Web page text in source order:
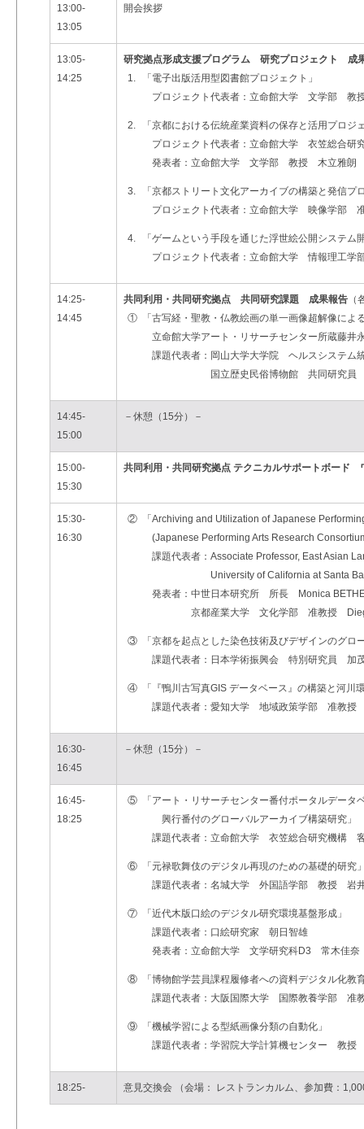
13:00-
13:05
開会挨拶
13:05-
14:25
研究拠点形成支援プログラム 研究プロジェクト
1.
「電子出版活用型図書館プロジェクト」
プロジェクト代表者：立命館大学 文学部 教
2.
「京都における伝統産業資料の保存と活用プロジ
プロジェクト代表者：立命館大学 衣笠総合
発表者：立命館大学 文学部 教授 木立雅朗
3.
「京都ストリート文化アーカイブの構築と発信プ
プロジェクト代表者：立命館大学 映像学部
4.
「ゲームという手段を通じた浮世絵公開システム
プロジェクト代表者：立命館大学 情報理工
14:25-
14:45
共同利用・共同研究拠点 共同研究課題 成果報告
①
「古写経・聖教・仏教絵画の単一画像超解像によ
立命館大学アート・リサーチセンター所蔵藤井
課題代表者：岡山大学大学院 ヘルスシステ
国立歴史民俗博物館 共同研究員
14:45-
15:00
－休憩（15分）－
15:00-
15:30
共同利用・共同研究拠点 テクニカルサポートボード
15:30-
16:30
②
「Archiving and Utilization of Japanese
(Japanese Performing Arts Research
課題代表者：Associate Professor, East Asian
University of California at Santa
発表者：中世日本研究所 所長 Monica
京都産業大学 文化学部 准教授 Diego
③
「京都を起点とした染色技術及びデザインのグロ
課題代表者：日本学術振興会 特別研究員 加
④
「『鴨川古写真GIS データベース』の構築と河川
課題代表者：愛知大学 地域政策学部 准教授
16:30-
16:45
－休憩（15分）－
16:45-
18:25
⑤
「アート・リサーチセンター番付ポータルデータ
興行番付のグローバルアーカイブ構築研究」
課題代表者：立命館大学 衣笠総合研究機構
⑥
「元禄歌舞伎のデジタル再現のための基礎的研究
課題代表者：名城大学 外国語学部 教授 岩
⑦
「近代木版口絵のデジタル研究環境基盤形成」
課題代表者：口絵研究家 朝日智雄
発表者：立命館大学 文学研究科D3 常木佳奈
⑧
「博物館学芸員課程履修者への資料デジタル化教
課題代表者：大阪国際大学 国際教養学部 准
⑨
「機械学習による型紙画像分類の自動化」
課題代表者：学習院大学計算機センター 教授
18:25- 意見交換会 （会場： レストランカルム、参加費：